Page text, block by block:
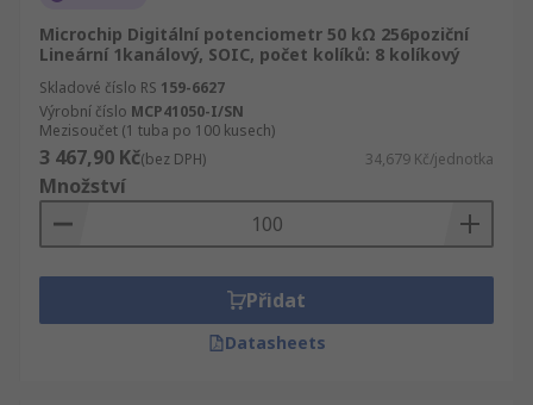
Microchip Digitální potenciometr 50 kΩ 256poziční
Lineární 1kanálový, SOIC, počet kolíků: 8 kolíkový
Skladové číslo RS 159-6627
Výrobní číslo MCP41050-I/SN
Mezisoučet (1 tuba po 100 kusech)
3 467,90 Kč(bez DPH) 34,679 Kč/jednotka
Množství
Přidat
Datasheets